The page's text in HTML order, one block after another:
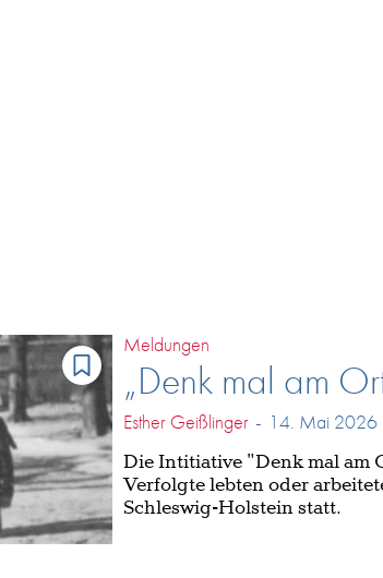
Meldungen
„Denk mal am
Esther Geißlinger - 14. Mai 2026
Die Intitiative "Denk mal am
Verfolgte lebten oder
Schleswig-Holstein statt.